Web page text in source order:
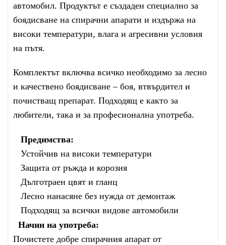
автомобил. Продуктът е създаден специално за
боядисване на спирачни апарати и издържа на
високи температури, влага и агресивни условия
на пътя.
Комплектът включва всичко необходимо за лесно
и качествено боядисване – боя, втвърдител и
почистващ препарат. Подходящ е както за
любители, така и за професионална употреба.
Предимства:
Устойчив на високи температури
Защита от ръжда и корозия
Дълготраен цвят и гланц
Лесно нанасяне без нужда от демонтаж
Подходящ за всички видове автомобили
Начин на употреба:
Почистете добре спирачния апарат от